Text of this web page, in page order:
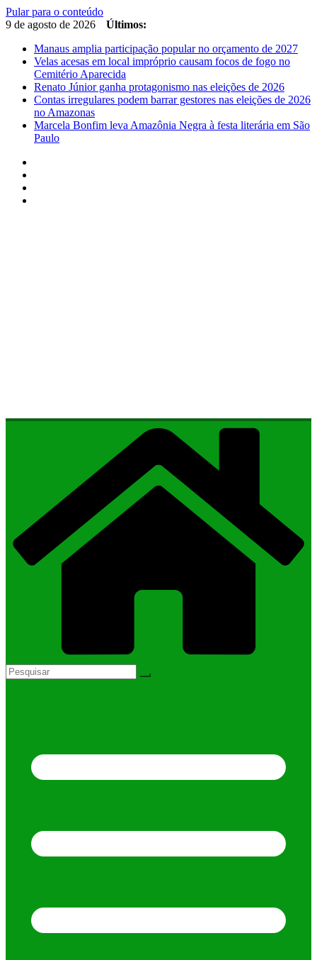
Pular para o conteúdo
9 de agosto de 2026
Últimos:
Manaus amplia participação popular no orçamento de 2027
Velas acesas em local impróprio causam focos de fogo no
Cemitério Aparecida
Renato Júnior ganha protagonismo nas eleições de 2026
Contas irregulares podem barrar gestores nas eleições de 2026
no Amazonas
Marcela Bonfim leva Amazônia Negra à festa literária em São
Paulo